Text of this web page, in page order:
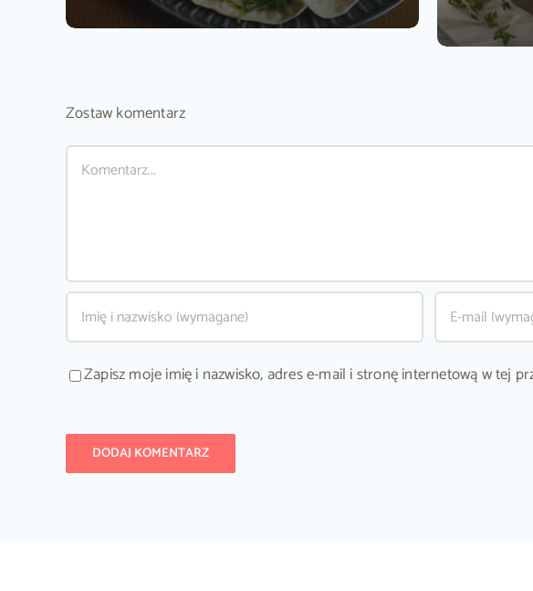
Zostaw komentarz
Comment
Zapisz moje imię i nazwisko, adres e-mail i stronę internetową w tej